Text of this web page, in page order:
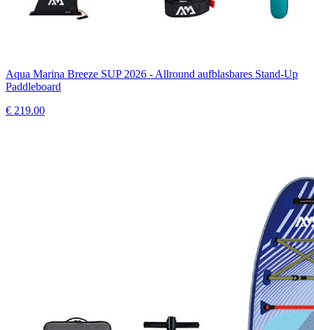
Aqua Marina Breeze SUP 2026 - Allround aufblasbares Stand-Up
Paddleboard
€ 219.00